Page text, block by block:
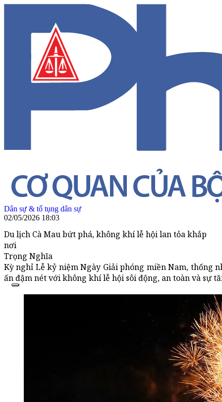
Dân sự & tố tụng dân sự
02/05/2026 18:03
Du lịch Cà Mau bứt phá, không khí lễ hội lan tỏa khắp
nơi
Trọng Nghĩa
Kỳ nghỉ Lễ kỷ niệm Ngày Giải phóng miền Nam, thống
ấn đậm nét với không khí lễ hội sôi động, an toàn và sự